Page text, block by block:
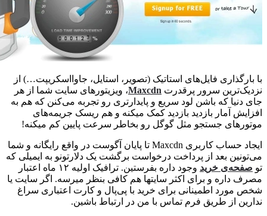
فایل‌های استاتیک (تصویر، استایل، جاوااسکریپت…) از
سرور پرقدرتMaxcdn، ویزیتورهای سایت شما از هر
که باشن لود سریع و پایدارتری رو تجربه می‌کنن که هم به
آمار بازدید بازدید کمک میکنه و هم ریسک جریمه‌های
جستجو مثل گوگل رو بخاطر سرعت پایین کم میکنه!
ایجاد حساب کاربری Maxcdn تا پایان آگوست در واقع رایگانه و شما
بعد از پرداخت درخواست برگشت یک دلارتونو به ایمیلی که
خرید
وجود داره بفرستین. ترافیک اولیه ۱۲ ماه اعتبار
داره و برای اکثر سایتها هم کافی بنظر میرسه. اگر سایت یا
اطمینانی برای خرید با پی‌پال و کارت اعتباری سراغ
از طریق فرم تماس با من در ارتباط باشین.